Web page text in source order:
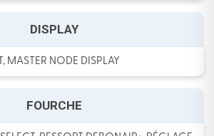
DISPLAY
MASTER NODE DISPLAY
FOURCHE